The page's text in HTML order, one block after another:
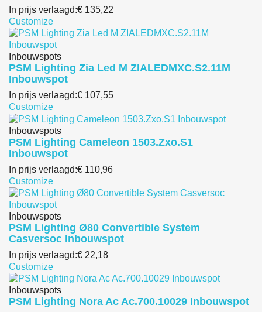
In prijs verlaagd:€ 135,22
Customize
Inbouwspots
PSM Lighting Zia Led M ZIALEDMXC.S2.11M
Inbouwspot
In prijs verlaagd:€ 107,55
Customize
Inbouwspots
PSM Lighting Cameleon 1503.Zxo.S1
Inbouwspot
In prijs verlaagd:€ 110,96
Customize
Inbouwspots
PSM Lighting Ø80 Convertible System
Casversoc Inbouwspot
In prijs verlaagd:€ 22,18
Customize
Inbouwspots
PSM Lighting Nora Ac Ac.700.10029 Inbouwspot